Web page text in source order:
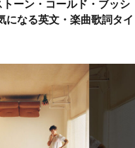
ーン・コールド・ブッシ
になる英文・楽曲歌詞タイ